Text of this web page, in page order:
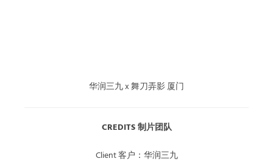
华润三九 x 舞刀弄影 厦门
CREDITS 制片团队
Client 客户：华润三九